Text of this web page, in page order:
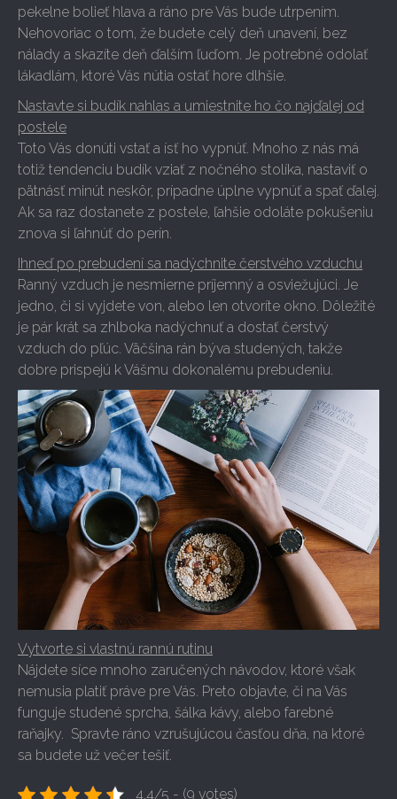
pekelne bolieť hlava a ráno pre Vás bude utrpením.
Nehovoriac o tom, že budete celý deň unavení, bez
nálady a skazíte deň ďalším ľuďom. Je potrebné odolať
lákadlám, ktoré Vás nútia ostať hore dlhšie.
Nastavte si budík nahlas a umiestnite ho čo najďalej od
postele
Toto Vás donúti vstať a ísť ho vypnúť. Mnoho z nás má
totiž tendenciu budík vziať z nočného stolíka, nastaviť o
pätnásť minút neskôr, prípadne úplne vypnúť a spať ďalej.
Ak sa raz dostanete z postele, ľahšie odoláte pokušeniu
znova si ľahnúť do perín.
Ihneď po prebudení sa nadýchnite čerstvého vzduchu
Ranný vzduch je nesmierne príjemný a osviežujúci. Je
jedno, či si vyjdete von, alebo len otvoríte okno. Dôležité
je pár krát sa zhlboka nadýchnuť a dostať čerstvý
vzduch do pľúc. Väčšina rán býva studených, takže
dobre prispejú k Vášmu dokonalému prebudeniu.
Vytvorte si vlastnú rannú rutinu
Nájdete síce mnoho zaručených návodov, ktoré však
nemusia platiť práve pre Vás. Preto objavte, či na Vás
funguje studené sprcha, šálka kávy, alebo farebné
raňajky. Spravte ráno vzrušujúcou časťou dňa, na ktoré
sa budete už večer tešiť.
4.4/5 - (9 votes)